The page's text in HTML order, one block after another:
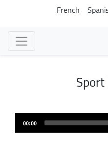
French
00:00